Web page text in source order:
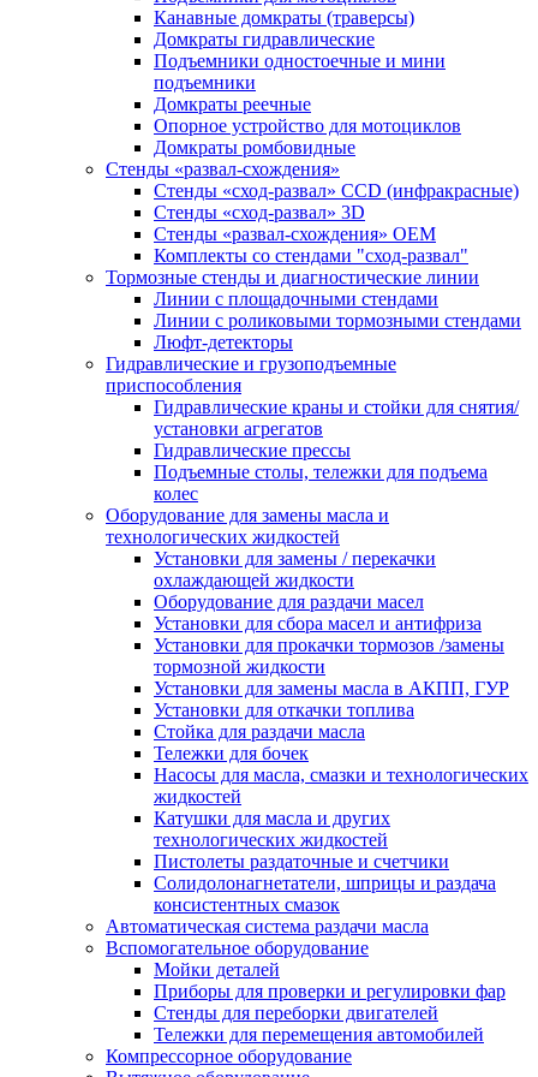
Канавные домкраты (траверсы)
Домкраты гидравлические
Подъемники одностоечные и мини
подъемники
Домкраты реечные
Опорное устройство для мотоциклов
Домкраты ромбовидные
Стенды «развал-схождения»
Стенды «сход-развал» CCD (инфракрасные)
Стенды «сход-развал» 3D
Стенды «развал-схождения» ОЕМ
Комплекты со стендами "сход-развал"
Тормозные стенды и диагностические линии
Линии с площадочными стендами
Линии с роликовыми тормозными стендами
Люфт-детекторы
Гидравлические и грузоподъемные
приспособления
Гидравлические краны и стойки для снятия/
установки агрегатов
Гидравлические прессы
Подъемные столы, тележки для подъема
колес
Оборудование для замены масла и
технологических жидкостей
Установки для замены / перекачки
охлаждающей жидкости
Оборудование для раздачи масел
Установки для сбора масел и антифриза
Установки для прокачки тормозов /замены
тормозной жидкости
Установки для замены масла в АКПП, ГУР
Установки для откачки топлива
Стойка для раздачи масла
Тележки для бочек
Насосы для масла, смазки и технологических
жидкостей
Катушки для масла и других
технологических жидкостей
Пистолеты раздаточные и счетчики
Солидолонагнетатели, шприцы и раздача
консистентных смазок
Автоматическая система раздачи масла
Вспомогательное оборудование
Мойки деталей
Приборы для проверки и регулировки фар
Стенды для переборки двигателей
Тележки для перемещения автомобилей
Компрессорное оборудование